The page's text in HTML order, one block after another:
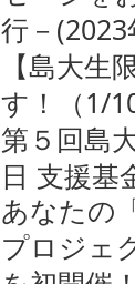
行－ (
【島大
す！（1/
第５回島
日 支援基
あなたの
プロジェ